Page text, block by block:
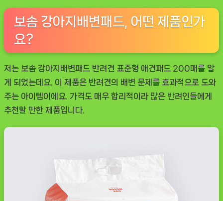
의
필
템
보솜 강아지배변패드, 어떤 제품인가
요?
저는 보솜 강아지배변패드 반려견 표준형 애견패드 200매 를 알
게 되었는데요. 이 제품은 반려견의 배변 문제를 효과적으로 도와
주는 아이템이에요. 가격도 매우 합리적이라 많은 반려인들에게
추천할 만한 제품입니다.